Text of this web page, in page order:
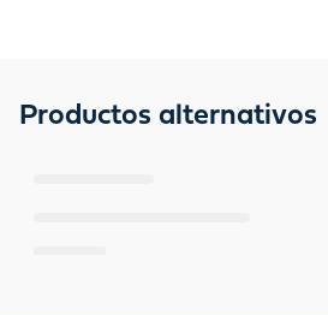
Productos alternativos